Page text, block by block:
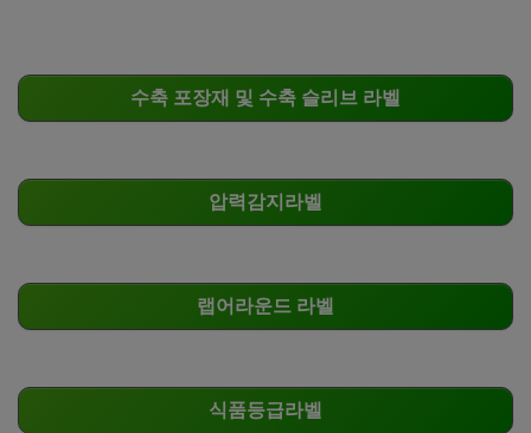
수축 포장재 및 수축 슬리브 라벨
압력감지라벨
랩어라운드 라벨
식품등급라벨